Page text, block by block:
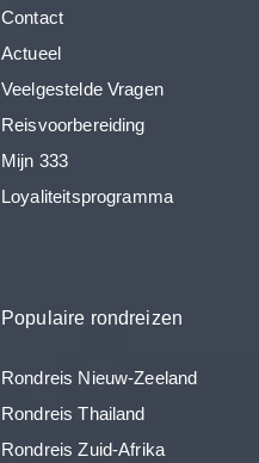
Contact
Actueel
Veelgestelde Vragen
Reisvoorbereiding
Mijn 333
Loyaliteitsprogramma
Populaire rondreizen
Rondreis Nieuw-Zeeland
Rondreis Thailand
Rondreis Zuid-Afrika